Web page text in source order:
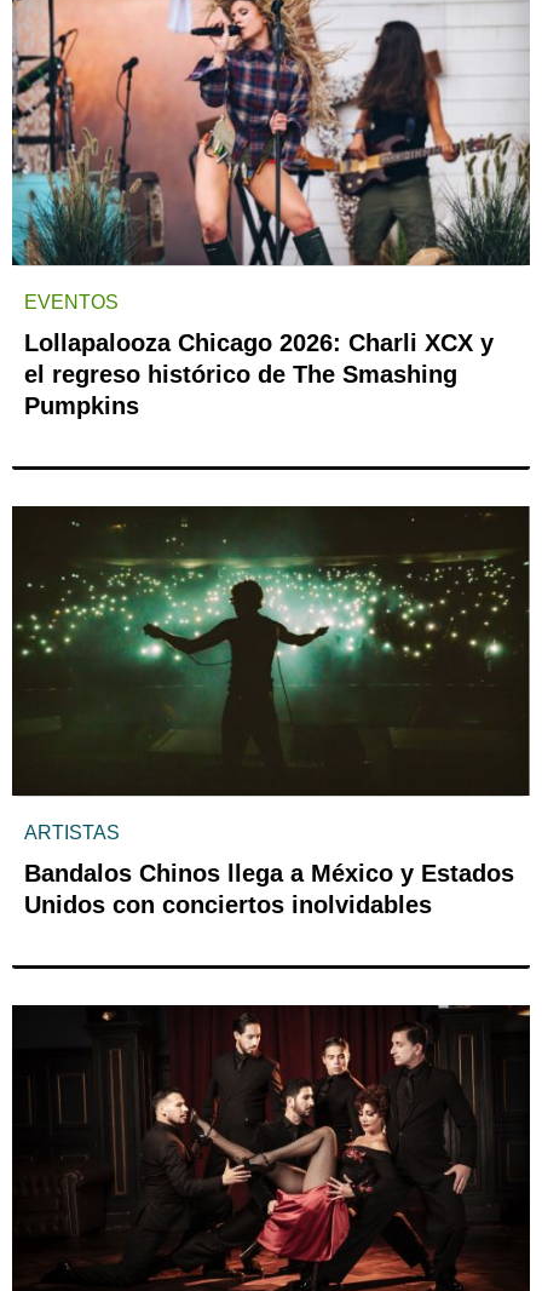
EVENTOS
Lollapalooza Chicago 2026: Charli XCX y
el regreso histórico de The Smashing
Pumpkins
ARTISTAS
Bandalos Chinos llega a México y Estados
Unidos con conciertos inolvidables